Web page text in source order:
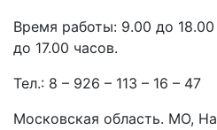
Время работы: 9.00 до
до 17.00 часов.
Тел.: 8 – 926 – 113 – 16 – 47
Московская область. МО,